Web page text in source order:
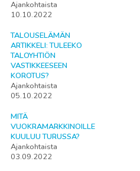
Ajankohtaista
10.10.2022
TALOUSELÄMÄN
ARTIKKELI: TULEEKO
TALOYHTIÖN
VASTIKKEESEEN
KOROTUS?
Ajankohtaista
05.10.2022
MITÄ
VUOKRAMARKKINOILLE
KUULUU TURUSSA?
Ajankohtaista
03.09.2022